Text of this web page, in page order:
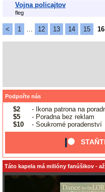
Vojna policajtov
fleg
< 1 12 13 14 15 16
Podpořte nás
$2
- Ikona patrona na
$5
- Poradna bez reklam
$10
- Soukromé poradenství
Táto kapela má milióny fanúšikov -